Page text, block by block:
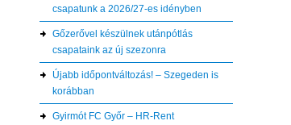
csapatunk a 2026/27-es idényben
Gőzerővel készülnek utánpótlás
csapataink az új szezonra
Újabb időpontváltozás! – Szegeden is
korábban
Gyirmót FC Győr – HR-Rent